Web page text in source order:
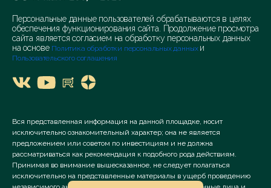
Персональные данные пользователей обрабатываются в целях
обеспечения функционирования сайта. Продолжение просмотра
сайта является согласием на обработку персональных данных
на основе Политика обработки персональных данных и
Пользовательского соглашения
Вся представленная информация на данной площадке, носит
исключительно ознакомительный характер; она не является
предложением или советом по инвестициям и не должна
рассматриваться как рекомендация к подобного рода действиям.
Принимая во внимание вышесказанное, не следует полагаться
исключительно на представленные материалы в ущерб проведению